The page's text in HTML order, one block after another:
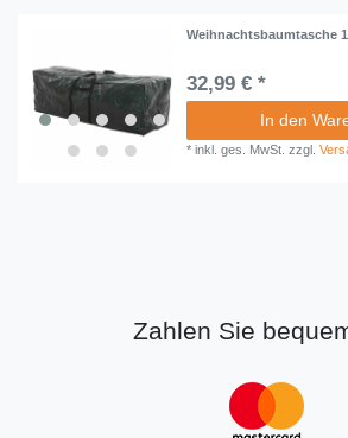
Weihnachtsbaumtasche
32,99 € *
In den
*inkl. ges. MwSt. zzgl.
Zahlen Sie